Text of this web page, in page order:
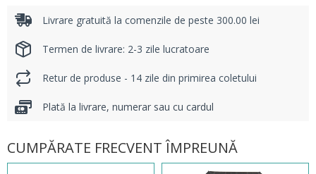
Livrare gratuită la comenzile de peste 300.00 lei
Termen de livrare: 2-3 zile lucratoare
Retur de produse - 14 zile din primirea coletului
Plată la livrare, numerar sau cu cardul
CUMPĂRATE FRECVENT ÎMPREUNĂ